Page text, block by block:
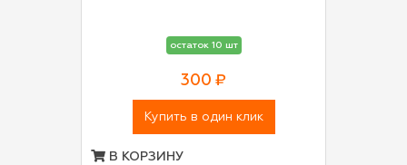
остаток 10 шт
300 ₽
Купить в один клик
В КОРЗИНУ